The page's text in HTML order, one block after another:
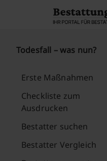
Todesfall – was nun?
Erste Maßnahmen
Checkliste zum
Ausdrucken
Bestatter suchen
Bestatter Vergleich